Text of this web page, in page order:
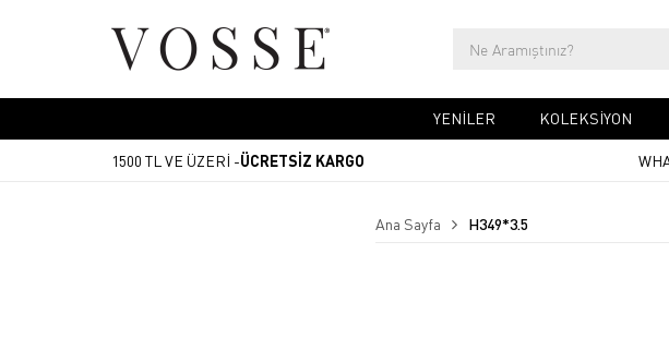
YENİLER KOLEKSİYON
1500 TL VE ÜZERİ -ÜCRETSİZ KARGO
Ana Sayfa H349*3.5